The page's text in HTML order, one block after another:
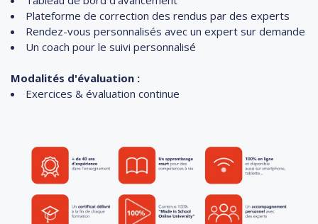
Plateforme de correction des rendus par des experts
Rendez-vous personnalisés avec un expert sur demande
Un coach pour le suivi personnalisé
Modalités d'évaluation :
Exercices & évaluation continue